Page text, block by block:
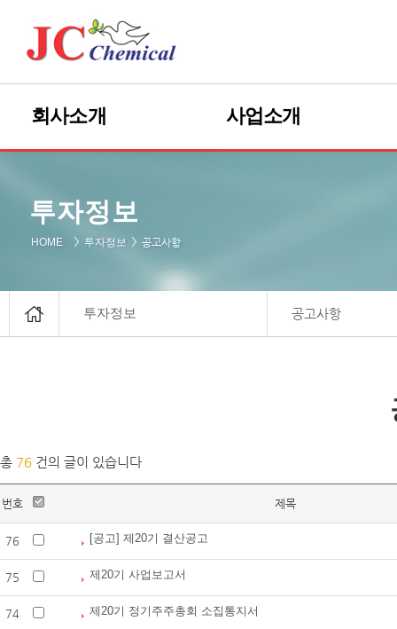
HOME 투자정보 공고사항
투자정보
투자정보 공고사항
회사소개
회사개요
JC경영관리체계
조직도
찾아오는 길
사업소개
Palm Plantion
글리세린
총 76 건의 글이 있습니다
번호 제목
76 [공고] 제20기 결산공고
75 제20기 사업보고서
74 제20기 정기주주총회 소집통지서